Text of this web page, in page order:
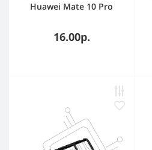
Huawei Mate 10 Pro
16.00р.